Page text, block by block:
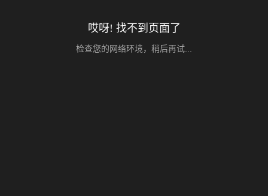
哎呀! 找不到页面了
检查您的网络环境，稍后再试...